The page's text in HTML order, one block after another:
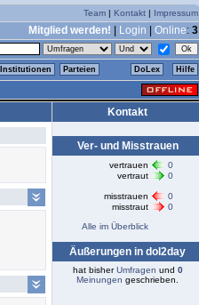
Team | Kontakt | Impressum
Mitglied werden! Login Online: 3
Institutionen Parteien DoLex Hilfe
Kontakt
Ver- und Misstrauen
vertrauen
0
vertraut
0
misstrauen
0
misstraut
0
Alle im Überblick
Äußerungen in dol2day
hat bisherUmfragen und 0
Meinungen geschrieben.